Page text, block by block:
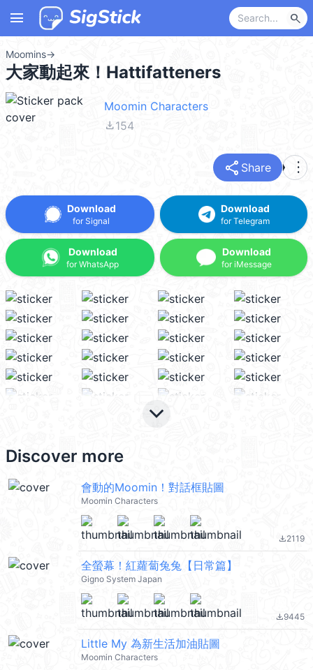
menu search
Moomins→
大家動起來！Hattifatteners
Moomin Characters
file_download154
share Share more_vert
Download
for Signal
Download
for WhatsApp
Download
for Telegram
Download
for iMessage
keyboard_arrow_down
Discover more
會動的Moomin！對話框貼圖
Moomin Characters
file_download2119
全螢幕！紅蘿蔔兔兔【日常篇】
Gigno System Japan
file_download9445
Little My 為新生活加油貼圖
Moomin Characters